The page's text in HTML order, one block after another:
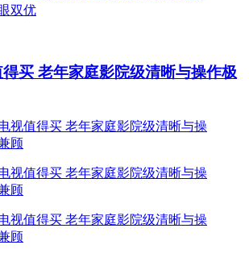
买 老年家庭影院级清晰与操作极